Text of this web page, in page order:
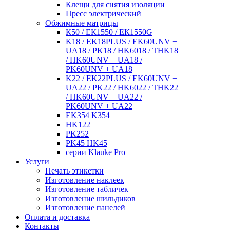
Клещи для снятия изоляции
Пресс электрический
Обжимные матрицы
К50 / ЕК1550 / ЕК1550G
K18 / EK18PLUS / EK60UNV +
UA18 / PK18 / HK6018 / THK18
/ HK60UNV + UA18 /
PK60UNV + UA18
K22 / EK22PLUS / EK60UNV +
UA22 / PK22 / HK6022 / THK22
/ HK60UNV + UA22 /
PK60UNV + UA22
EK354 K354
HK122
PK252
PK45 HK45
серии Klauke Pro
Услуги
Печать этикетки
Изготовление наклеек
Изготовление табличек
Изготовление шильдиков
Изготовление панелей
Оплата и доставка
Контакты